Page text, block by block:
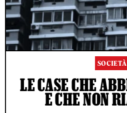
SOCIETÀ
LE CASE CHE
E CHE NON